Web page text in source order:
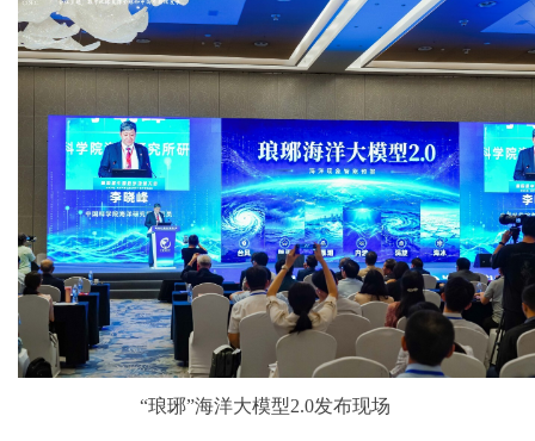
“琅琊”海洋大模型2.0发布现场